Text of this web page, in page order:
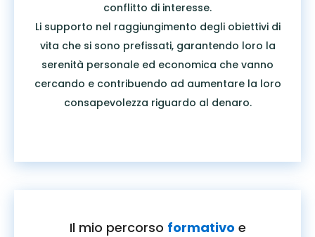
conflitto di interesse.
Li supporto nel raggiungimento degli obiettivi di
vita che si sono prefissati, garantendo loro la
serenità personale ed economica che vanno
cercando e contribuendo ad aumentare la loro
consapevolezza riguardo al denaro.
Il mio percorso formativo e